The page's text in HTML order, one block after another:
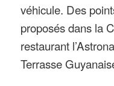
véhicule. Des
proposés dans la
restaurant
Terrasse